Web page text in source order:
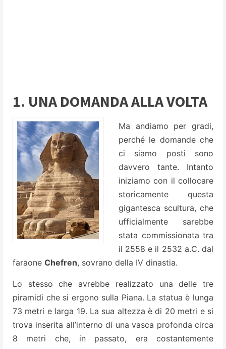
1. UNA DOMANDA ALLA VOLTA
Ma andiamo per gradi,
perché le domande che
ci siamo posti sono
davvero tante. Intanto
iniziamo con il collocare
storicamente questa
gigantesca scultura, che
ufficialmente sarebbe
stata commissionata tra
il 2558 e il 2532 a.C. dal
faraone Chefren, sovrano della IV dinastia.
Lo stesso che avrebbe realizzato una delle tre
piramidi che si ergono sulla Piana. La statua è lunga
73 metri e larga 19. La sua altezza è di 20 metri e si
trova inserita all’interno di una vasca profonda circa
8 metri che, in passato, era costantemente